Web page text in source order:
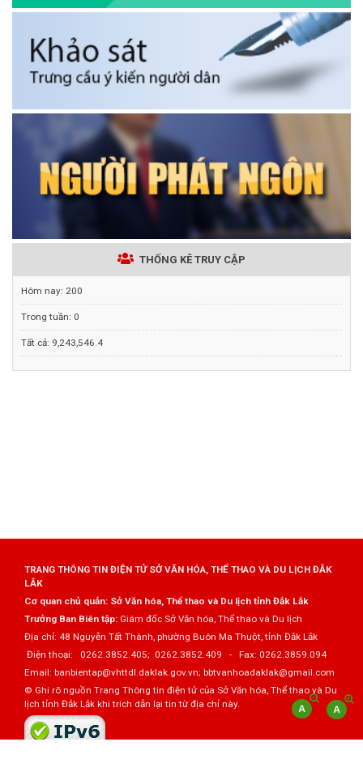
THỐNG KÊ TRUY CẬP
Hôm nay: 200
Trong tuần: 0
Tất cả: 9,243,546.4
TRANG THÔNG TIN ĐIỆN TỬ SỞ VĂN HÓA, THỂ THAO VÀ DU LỊCH ĐẮK
LẮK
Cơ quan chủ quản: Sở Văn hóa, Thể thao và Du lịch tỉnh Đắk Lắk
Trưởng Ban Biên tập: Giám đốc Sở Văn hóa, Thể thao và Du lịch
Địa chỉ: 48 Nguyễn Tất Thành, phường Buôn Ma Thuột, tỉnh Đắk Lắk
Điện thoại: 0262.3852.405; 0262.3852.409 - Fax: 0262.3859.094
Email: banbientap@vhttdl.daklak.gov.vn; bbtvanhoadaklak@gmail.com
© Ghi rõ nguồn Trang Thông tin điện tử của Sở Văn hóa, Thể thao và Du
lịch tỉnh Đắk Lắk khi trích dẫn lại tin từ địa chỉ này.